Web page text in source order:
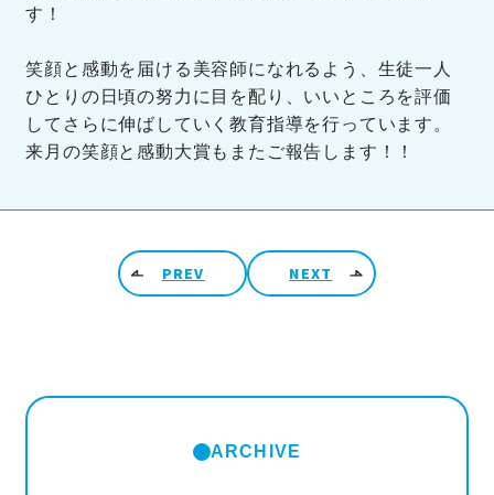
す！
笑顔と感動を届ける美容師になれるよう、生徒一人
ひとりの日頃の努力に目を配り、いいところを評価
してさらに伸ばしていく教育指導を行っています。
来月の笑顔と感動大賞もまたご報告します！！
投稿ナビゲーションPREV NEXT
ARCHIVE